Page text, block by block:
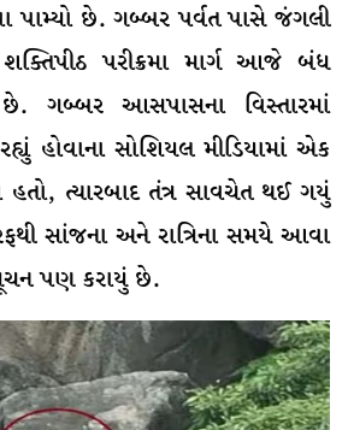
છે. ગબ્બર પર્વત પાસે જંગલી
પરીક્રમા માર્ગ આજે બંધ
ગબ્બર આસપાસના વિસ્તારમાં
હોવાના સોશિયલ મીડિયામાં એક
હતો, ત્યારબાદ તંત્ર સાવચેત થઈ ગયું
સાંજના અને રાત્રિના સમયે આવા
પણ કરાયું છે.